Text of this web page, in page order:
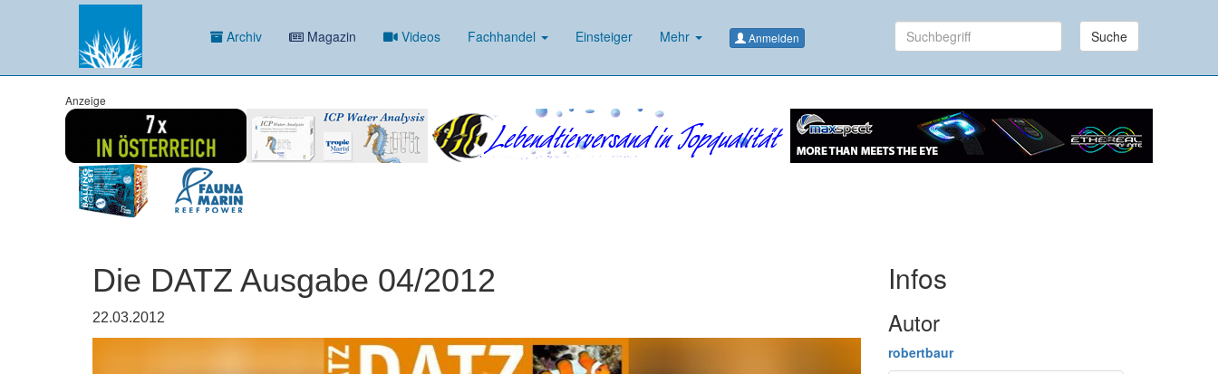
Archiv Magazin Videos Fachhandel Einsteiger Mehr Anmelden Suche
Anzeige
Die DATZ Ausgabe 04/2012
22.03.2012
Infos
Autor
robertbaur